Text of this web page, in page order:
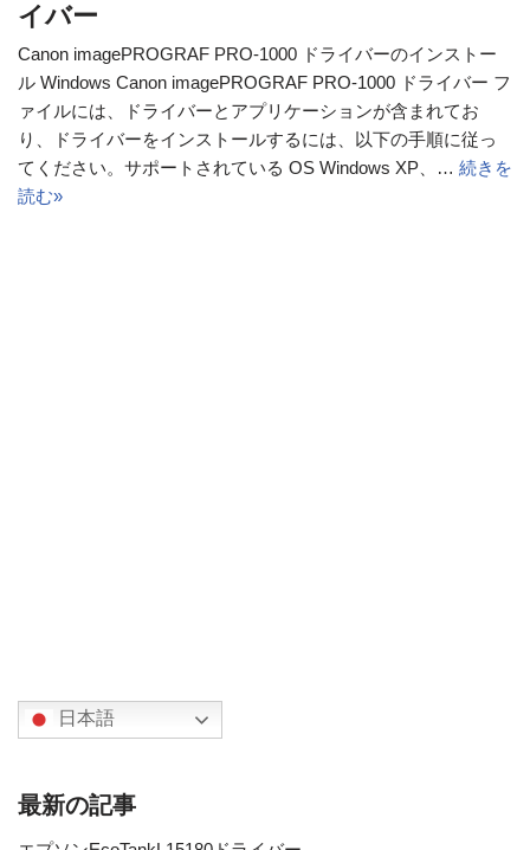
イバー
Canon imagePROGRAF PRO-1000 ドライバーのインストー
ル Windows Canon imagePROGRAF PRO-1000 ドライバー フ
ァイルには、ドライバーとアプリケーションが含まれてお
り、ドライバーをインストールするには、以下の手順に従っ
てください。サポートされている OS Windows XP、… 続きを
読む»
日本語
最新の記事